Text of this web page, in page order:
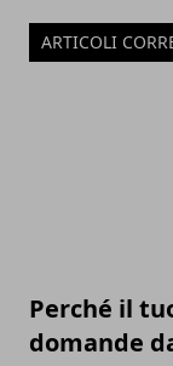
ARTICOLI
Perché il
domande